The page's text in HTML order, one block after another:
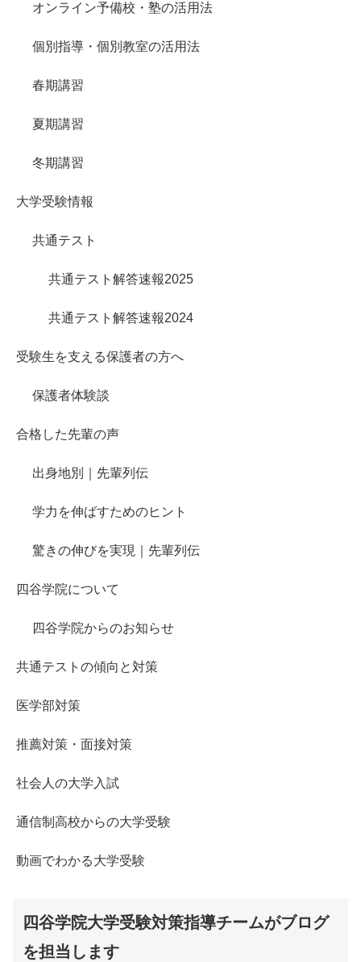
オンライン予備校・塾の活用法
個別指導・個別教室の活用法
春期講習
夏期講習
冬期講習
大学受験情報
共通テスト
共通テスト解答速報2025
共通テスト解答速報2024
受験生を支える保護者の方へ
保護者体験談
合格した先輩の声
出身地別｜先輩列伝
学力を伸ばすためのヒント
驚きの伸びを実現｜先輩列伝
四谷学院について
四谷学院からのお知らせ
共通テストの傾向と対策
医学部対策
推薦対策・面接対策
社会人の大学入試
通信制高校からの大学受験
動画でわかる大学受験
四谷学院大学受験対策指導チームがブログ
を担当します